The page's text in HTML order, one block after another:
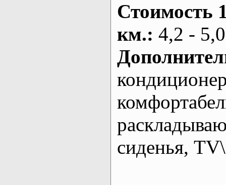
Стоимость
км.: 4,2 -
сиденья,